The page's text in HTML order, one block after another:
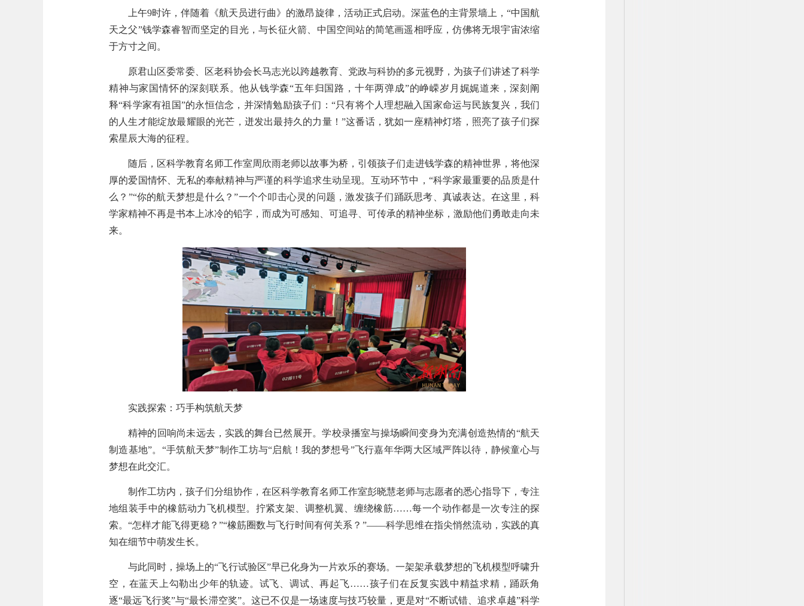
上午9时许 ，伴随着 《航天员进行曲》的激昂旋律，活动正式启动。 深蓝色的主背景墙上， “中国航
天之父”钱学森睿智而坚定的目光，与长征火箭、中国空间站的简笔画遥相呼应，仿佛将无垠宇宙浓缩
于方寸之间。
原君山区委常委、区老科协会长马志光以跨越教育、党政与科协的多元视野 ，为孩子们讲述了科学
精神与家国情怀的深刻联系 。他从钱学森“五年归国路，十年两弹成”的峥嵘岁月娓娓道来 ，深刻阐
释“科学家有祖国”的永恒信念，并深情勉励孩子们 ： “只有将个人理想融入国家命运与民族复兴 ， 我们
的人生才能绽放最耀眼的光芒，迸发出最持久的力量！ ”这番话， 犹如一 座精神灯塔， 照亮了孩子们探
索星辰大海的征程。
随后，区科学教育名师工作室周欣雨老师以故事为桥 ， 引 领孩子们走进钱学森的精神世界， 将他深
厚的爱国情怀、无私的奉献精神与严谨的科学追求生动呈现。互动环节中， “科学家最重要的品质是什
么？”“你的航天梦想是什么？”一个个叩击心灵的问题 ，激发孩子们踊跃思考 真诚表达。 在这里， 科
学家精神不再是书本上冰冷的铅字，而成为可感知 、可追寻 可传承的精神坐标，激励他们勇敢走向未
来。
实践探索：巧手构筑航天梦
精神的回响尚未远去， 实践的舞台已然展开。学校录播室与操场瞬间变身为充满创造热情的“航天
制造基地”。“手筑航天梦”制作工坊与“启航！我的梦想号”飞行嘉年华两大区域严阵以待，静候童心与
梦想在此交汇。
制作工坊内，孩子们分组协作， 在区科学教育名师工作室彭晓慧老师与志愿者的悉心指导下 ， 专注
地组装手中的橡筋动力飞机模型。拧紧支架、调整机翼、缠绕橡筋……每一个动作都是一次专注的探
索。“怎样才能飞得更稳？”“橡筋圈数与飞行时间有何关系？”——科学思维在指尖悄然流动，实践的真
知在细节中萌发生长。
与此同时，操场上的“飞行试验区”早已化身为一片欢乐的赛场。一架架承载梦想的飞机模型呼啸升
空， 在蓝天上勾勒出少年的轨迹。试飞、调试、再起飞……孩子们在反复实践中精益求精 ，踊跃角
逐“最远飞行奖”与“最长滞空奖”。这已不仅是一场速度与技巧较量，更是对“不断试错、追求卓越”科学